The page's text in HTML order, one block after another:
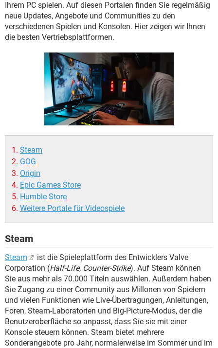
WHATSAPP TIKTOK
FACEBOOK
WINDOWS 10 INSTAGRAM
WHATSAPP TIKTOK
Ihrem PC spielen. Auf diesen Portalen finden Sie regelmäßig
neue Updates, Angebote und Communities zu den
verschiedenen Spielen und Konsolen. Hier zeigen wir Ihnen
die besten Vertriebsplattformen.
Steam
GOG
Origin
Epic Games Store
Humble Store
Weitere Portale für Videospiele
Steam
Steam
ist die Spieleplattform des Entwicklers Valve
Corporation (Half-Life, Counter-Strike). Auf Steam können
Sie aus mehr als 70.000 Titeln auswählen. Außerdem haben
Sie Zugang zu einer Community aus Millonen von Spielern
und vielen Funktionen wie Live-Übertragungen, Anleitungen,
Foren, Steam-Laboratorien und Big-Picture-Modus, der die
Benutzeroberfläche so anpasst, dass Sie sie mit einer
Konsole steuern können. Steam bietet mehrere
Sonderangebote pro Jahr, normalerweise im Sommer und im